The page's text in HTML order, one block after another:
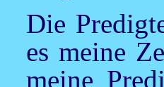
Die
es meine
meine